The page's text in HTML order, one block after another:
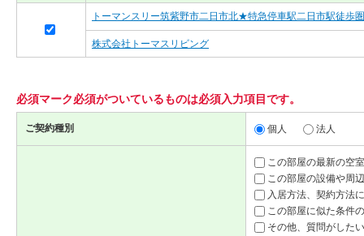
トーマンスリー筑紫野市二日市北★特急停車駅二日市駅徒
株式会社トーマスリビング
必須マーク必須がついているものは必須入力項目です。
ご契約種別 個人 法人
この部屋の最新の空
この部屋の設備や周
入居方法、契約方法
この部屋に似た条件
その他、質問がした